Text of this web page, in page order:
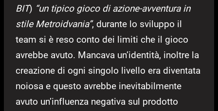
BIT) “un tipico gioco di azione-avventura in
stile Metroidvania”, durante lo sviluppo il
team si è reso conto dei limiti che il gioco
avrebbe avuto. Mancava un’identità, inoltre la
creazione di ogni singolo livello era diventata
noiosa e questo avrebbe inevitabilmente
avuto un’influenza negativa sul prodotto